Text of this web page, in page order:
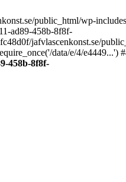
public_html/wp-
ad89-458b-8f8f-
jafvlascenkonst.se/
data/e/4/e4449...')
458b-8f8f-